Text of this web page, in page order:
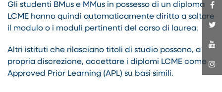
Gli studenti BMus e MMus in possesso di un diploma
LCME hanno quindi automaticamente diritto a saltare
il modulo o i moduli pertinenti del corso di laurea.
Altri istituti che rilasciano titoli di studio possono, a
propria discrezione, accettare i diplomi LCME come
Approved Prior Learning (APL) su basi simili.